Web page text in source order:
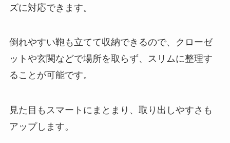
ズに対応できます。
倒れやすい鞄も立てて収納できるので、クローゼ
ットや玄関などで場所を取らず、スリムに整理す
ることが可能です。
見た目もスマートにまとまり、取り出しやすさも
アップします。